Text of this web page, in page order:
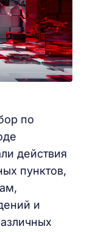
по
действия
пунктов,
и